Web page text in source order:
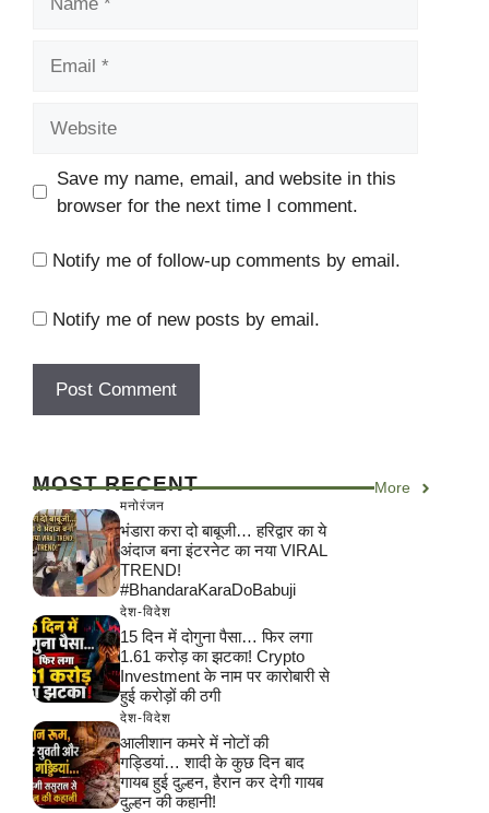
Save my name, email, and website in this
browser for the next time I comment.
Notify me of follow-up comments by email.
Notify me of new posts by email.
MOST RECENT More
मनोरंजन
भंडारा करा दो बाबूजी… हरिद्वार का ये
अंदाज बना इंटरनेट का नया VIRAL
TREND!
#BhandaraKaraDoBabuji
देश-विदेश
15 दिन में दोगुना पैसा… फिर लगा
1.61 करोड़ का झटका! Crypto
Investment के नाम पर कारोबारी से
हुई करोड़ों की ठगी
देश-विदेश
आलीशान कमरे में नोटों की
गड्डियां… शादी के कुछ दिन बाद
गायब हुई दुल्हन, हैरान कर देगी गायब
दुल्हन की कहानी!